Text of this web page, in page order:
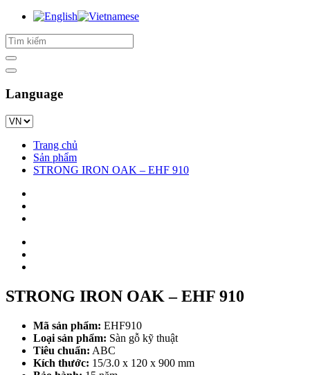
Language
Trang chủ
Sản phẩm
STRONG IRON OAK – EHF 910
STRONG IRON OAK – EHF 910
Mã sản phẩm: EHF910
Loại sản phẩm: Sàn gỗ kỹ thuật
Tiêu chuẩn: ABC
Kích thước: 15/3.0 x 120 x 900 mm